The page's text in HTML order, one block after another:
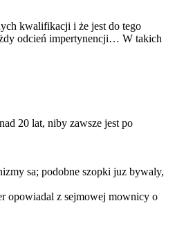
kwalifikacji i że jest do tego
odcień impertynencji… W takich
20 lat, niby zawsze jest po
sa; podobne szopki juz bywaly,
opowiadal z sejmowej mownicy o